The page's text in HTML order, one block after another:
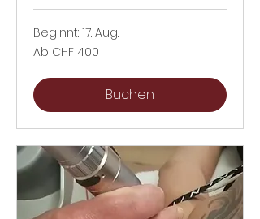
Beginnt: 17. Aug.
Ab
400
Ab CHF 400
Buchen